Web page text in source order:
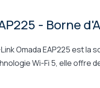
- Borne
Omada EAP225 est
Wi-Fi 5, elle offre